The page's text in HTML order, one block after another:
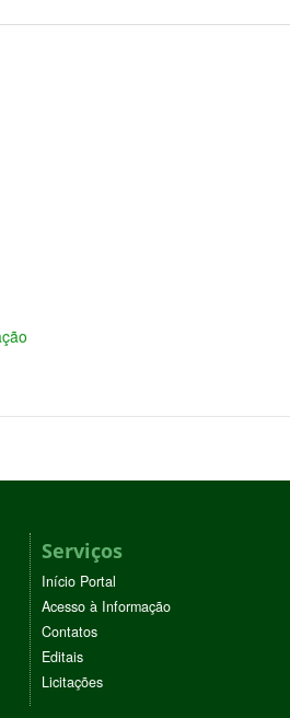
Serviços
Início Portal
Acesso à Informação
Contatos
Editais
Licitações